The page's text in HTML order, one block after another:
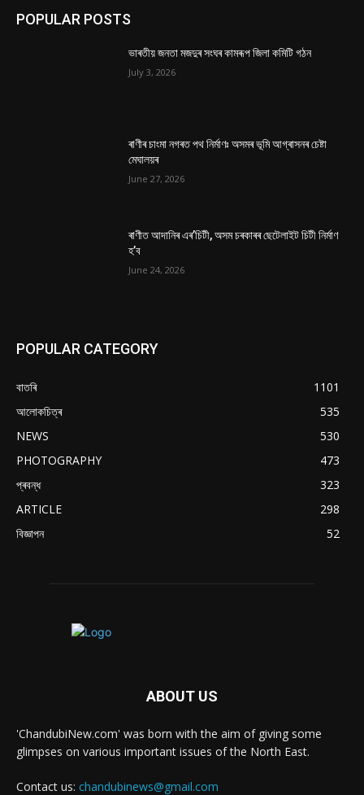
POPULAR POSTS
ভাৰতীয় জনতা মজদুৰ সংঘৰ কামৰূপ জিলা কমিটি গঠন
July 3, 2026
ৰাণীৰ চাংমা নগৰত পথ নিৰ্মাণঃ অসমৰ ভূমি আগ্ৰাসনৰ চেষ্টা
মেঘালয়ৰ
June 27, 2026
ৰাণীত আদানিৰ এৰ’চিটী, অসম চৰকাৰৰ ছেটেলাইট চিটী নিৰ্মাণ
হ’ব
June 24, 2026
POPULAR CATEGORY
বাতৰি
1101
আলোকচিত্ৰ
535
NEWS
530
PHOTOGRAPHY
473
প্ৰবন্ধ
323
ARTICLE
298
বিজ্ঞাপন
52
ABOUT US
'ChandubiNew.com' was born with the aim of giving some
glimpses on various important issues of the North East.
Contact us: chandubinews@gmail.com